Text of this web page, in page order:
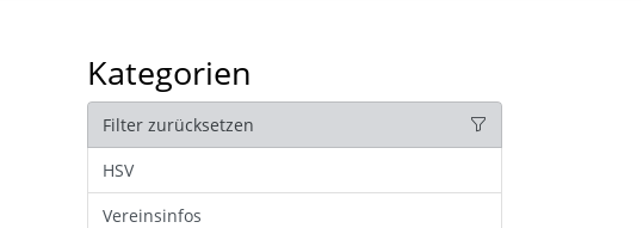
Kategorien
Filter zurücksetzen
HSV
Vereinsinfos